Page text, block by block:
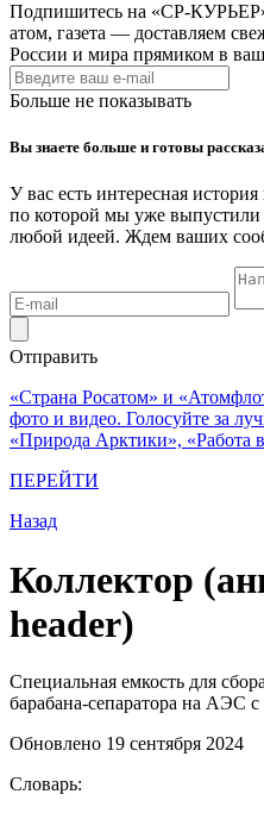
Подпишитесь на «СР-
атом, газета — доставляем
России и мира прямиком в
Больше не показывать
Вы знаете больше и готовы
У вас есть интересная
по которой мы уже выпустили
любой идеей. Ждем ваших
Отправить
«Страна Росатом» и
фото и видео. Голосуйте за
«Природа Арктики»,
ПЕРЕЙТИ
Назад
Коллектор
header)
Специальная емкость для
барабана-сепаратора на АЭС
Обновлено 19 сентября 2024
Словарь: